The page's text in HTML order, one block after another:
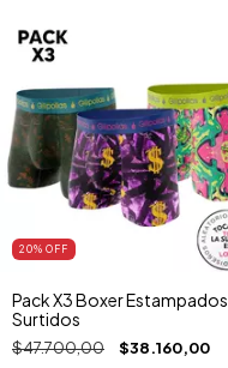
20% OFF
Pack X3 Boxer Estampados
Surtidos
$47.700,00 $38.160,00